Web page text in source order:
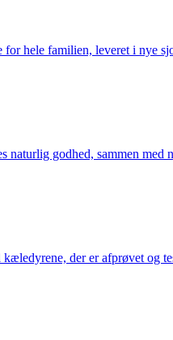
hele familien, leveret i nye
godhed, sammen med
der er afprøvet og